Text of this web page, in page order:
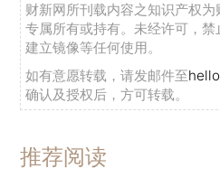
财新网所刊载内容之知识产权
专属所有或持有。未经许可，
建立镜像等任何使用。
如有意愿转载，请发邮件至
确认及授权后，方可转载。
推荐阅读